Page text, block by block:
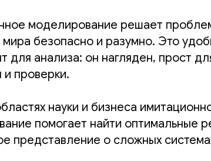
моделирование решает
мира безопасно и разумно. Это
для анализа: он нагляден, прост
и проверки.
науки и бизнеса
помогает найти оптимальные
представление о сложных